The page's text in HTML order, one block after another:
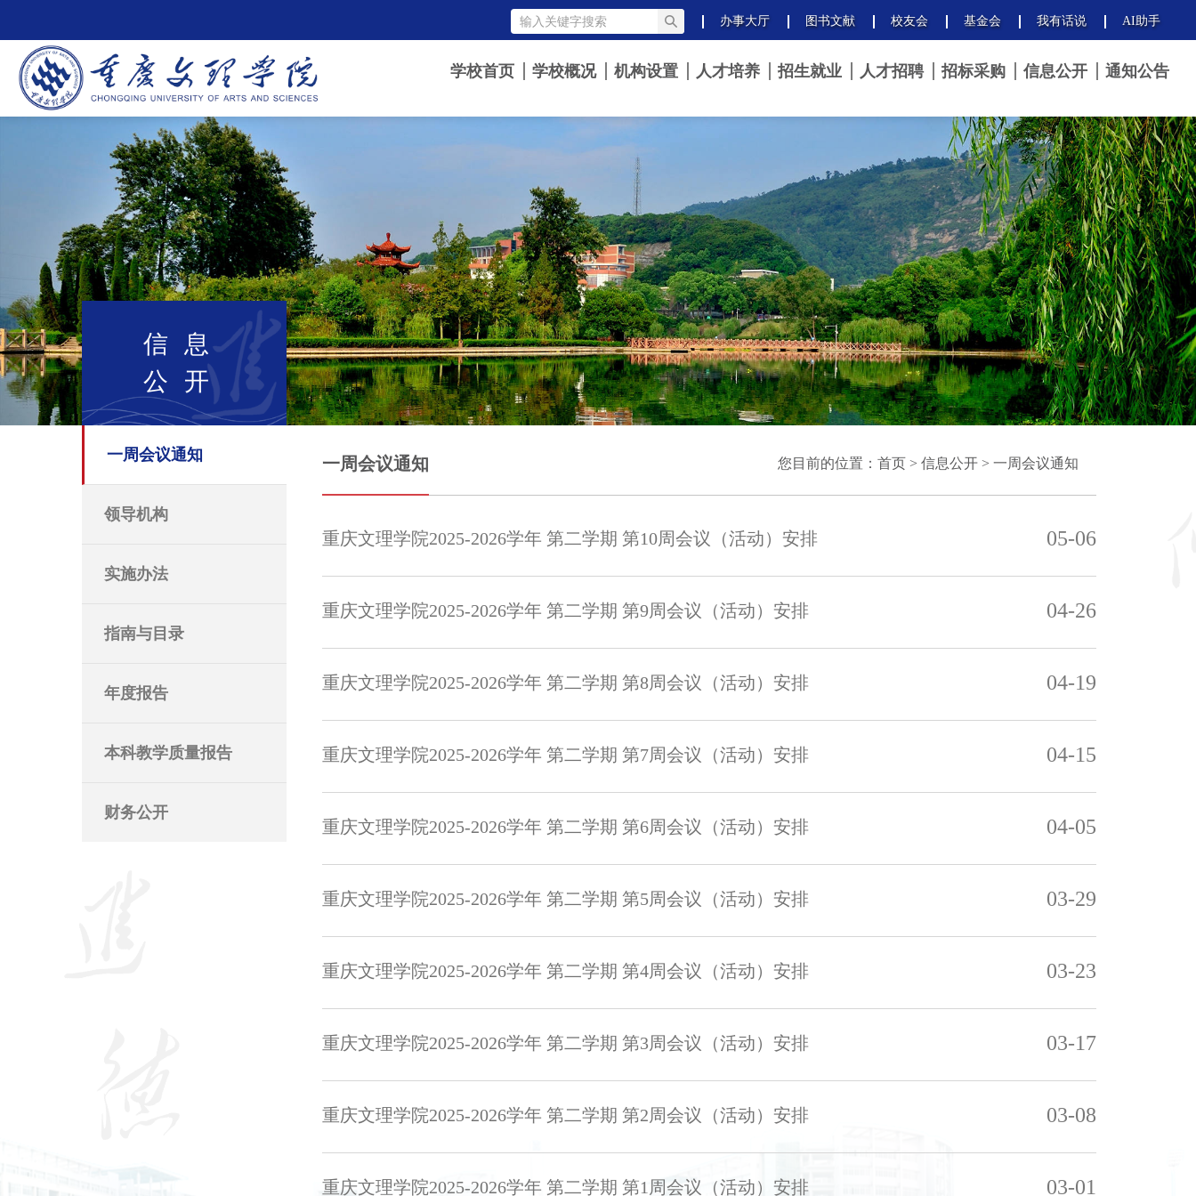
办事大厅 图书文献 校友会 基金会 我有话说 AI助手
学校首页 学校概况 机构设置 人才培养 招生就业 人才招聘 招标采购 信息公开 通知公告
信息
公开
一周会议通知
领导机构
实施办法
指南与目录
年度报告
本科教学质量报告
财务公开
一周会议通知 您目前的位置： 首页 > 信息公开 > 一周会议通知
重庆文理学院2025-2026学年 第二学期 第10周会议（活动）安排 05-06
重庆文理学院2025-2026学年 第二学期 第9周会议（活动）安排 04-26
重庆文理学院2025-2026学年 第二学期 第8周会议（活动）安排 04-19
重庆文理学院2025-2026学年 第二学期 第7周会议（活动）安排 04-15
重庆文理学院2025-2026学年 第二学期 第6周会议（活动）安排 04-05
重庆文理学院2025-2026学年 第二学期 第5周会议（活动）安排 03-29
重庆文理学院2025-2026学年 第二学期 第4周会议（活动）安排 03-23
重庆文理学院2025-2026学年 第二学期 第3周会议（活动）安排 03-17
重庆文理学院2025-2026学年 第二学期 第2周会议（活动）安排 03-08
重庆文理学院2025-2026学年 第二学期 第1周会议（活动）安排 03-01